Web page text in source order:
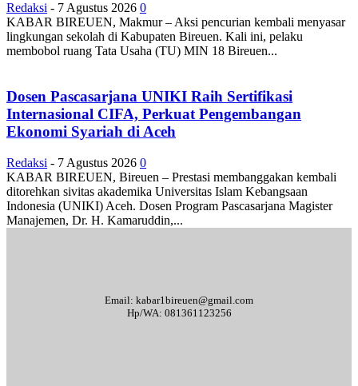
Redaksi - 7 Agustus 2026 0
KABAR BIREUEN, Makmur – Aksi pencurian kembali menyasar
lingkungan sekolah di Kabupaten Bireuen. Kali ini, pelaku
membobol ruang Tata Usaha (TU) MIN 18 Bireuen...
Dosen Pascasarjana UNIKI Raih Sertifikasi
Internasional CIFA, Perkuat Pengembangan
Ekonomi Syariah di Aceh
Redaksi - 7 Agustus 2026 0
KABAR BIREUEN, Bireuen – Prestasi membanggakan kembali
ditorehkan sivitas akademika Universitas Islam Kebangsaan
Indonesia (UNIKI) Aceh. Dosen Program Pascasarjana Magister
Manajemen, Dr. H. Kamaruddin,...
Email: kabar1bireuen@gmail.com
Hp/WA: 081361123256